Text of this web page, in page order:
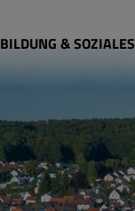
BILDUNG & SOZIALES